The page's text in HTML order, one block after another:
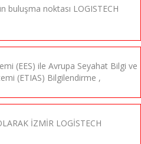
buluşma noktası LOGISTECH
(EES) ile Avrupa Seyahat Bilgi ve
(ETIAS) Bilgilendirme ,
İZMİR LOGİSTECH